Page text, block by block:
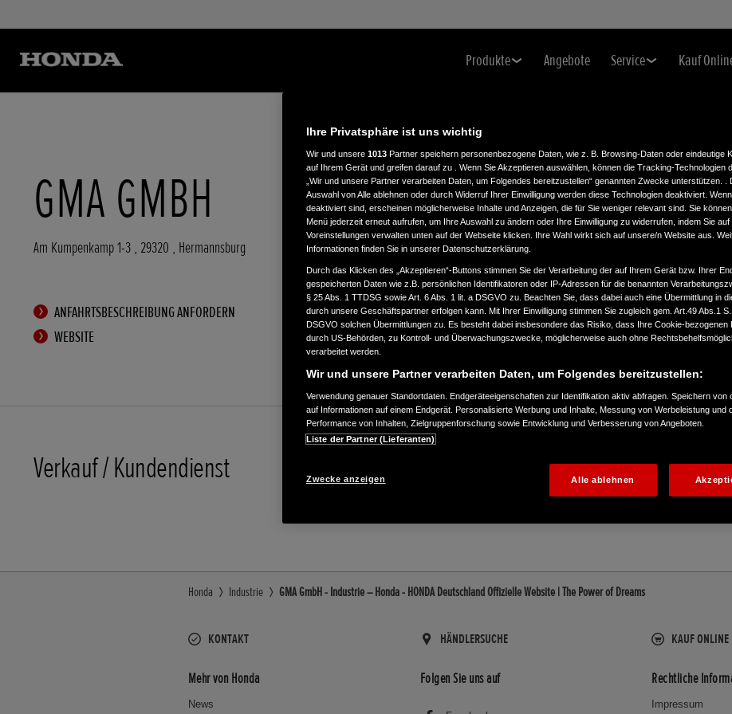
Produkte Angebote Service Kauf
GMA GMBH
Am Kumpenkamp 1-3 , 29320 , Hermannsburg
ANFAHRTSBESCHREIBUNG ANFORDERN
WEBSITE
Verkauf / Kundendienst
Honda Industrie GMA GmbH - Industrie – Honda - HONDA Deutschland Offizielle Website | The Power of Dreams
KONTAKT HÄNDLERSUCHE KAUF ONLINE
Mehr von Honda
News
Folgen Sie uns auf Rechtliche
Impressum
Ihre Privatsphäre ist uns wichtig
Wir und unsere 1013 Partner speichern personenbezogene Daten, wie z. B. Browsing-Daten oder eindeutige
auf Ihrem Gerät und greifen darauf zu . Wenn Sie Akzeptieren auswählen, können die Tracking-Technologien
„Wir und unsere Partner verarbeiten Daten, um Folgendes bereitzustellen“ genannten Zwecke unterstützen. .
Auswahl von Alle ablehnen oder durch Widerruf Ihrer Einwilligung werden diese Technologien deaktiviert.
deaktiviert sind, erscheinen möglicherweise Inhalte und Anzeigen, die für Sie weniger relevant sind. Sie
Menü jederzeit erneut aufrufen, um Ihre Auswahl zu ändern oder Ihre Einwilligung zu widerrufen, indem Sie auf
Voreinstellungen verwalten unten auf der Webseite klicken. Ihre Wahl wirkt sich auf unsere/n Website aus.
Informationen finden Sie in unserer Datenschutzerklärung.
Durch das Klicken des „Akzeptieren“-Buttons stimmen Sie der Verarbeitung der auf Ihrem Gerät bzw. Ihrer
gespeicherten Daten wie z.B. persönlichen Identifikatoren oder IP-Adressen für die benannten
§ 25 Abs. 1 TTDSG sowie Art. 6 Abs. 1 lit. a DSGVO zu. Beachten Sie, dass dabei auch eine Übermittlung in
durch unsere Geschäftspartner erfolgen kann. Mit Ihrer Einwilligung stimmen Sie zugleich gem. Art.49 Abs.1
DSGVO solchen Übermittlungen zu. Es besteht dabei insbesondere das Risiko, dass Ihre Cookie-bezogenen
durch US-Behörden, zu Kontroll- und Überwachungszwecke, möglicherweise auch ohne
verarbeitet werden.
Wir und unsere Partner verarbeiten Daten, um Folgendes bereitzustellen:
Verwendung genauer Standortdaten. Endgeräteeigenschaften zur Identifikation aktiv abfragen. Speichern von
auf Informationen auf einem Endgerät. Personalisierte Werbung und Inhalte, Messung von Werbeleistung und
Performance von Inhalten, Zielgruppenforschung sowie Entwicklung und Verbesserung von Angeboten.
Liste der Partner (Lieferanten)
Zwecke anzeigen Alle ablehnen